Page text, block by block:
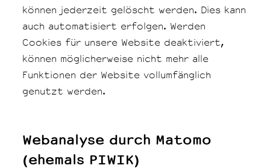
können jederzeit gelöscht werden. Dies kann
auch automatisiert erfolgen. Werden
Cookies für unsere Website deaktiviert,
können möglicherweise nicht mehr alle
Funktionen der Website vollumfänglich
genutzt werden.
Webanalyse durch Matomo
(ehemals PIWIK)